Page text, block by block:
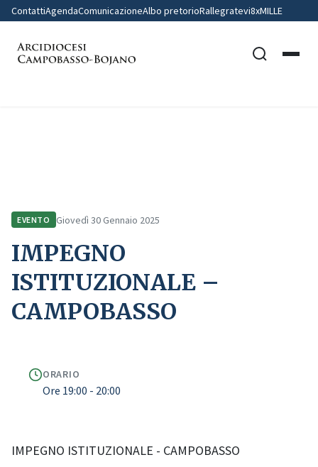
ContattiAgendaComunicazioneAlbo pretorioRallegratevi8xMILLE
EVENTO Giovedì 30 Gennaio 2025
IMPEGNO
ISTITUZIONALE –
CAMPOBASSO
ORARIO
Ore 19:00 - 20:00
IMPEGNO ISTITUZIONALE - CAMPOBASSO